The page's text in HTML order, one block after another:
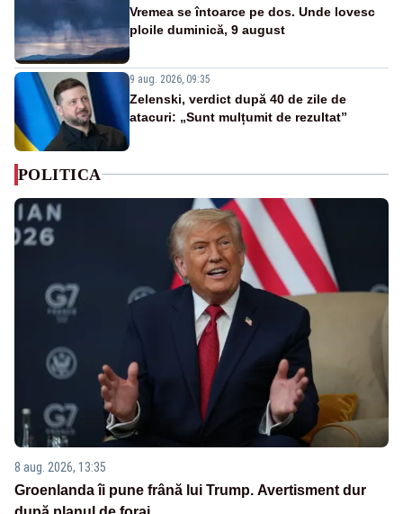
Vremea se întoarce pe dos. Unde lovesc
ploile duminică, 9 august
9 aug. 2026, 09:35
Zelenski, verdict după 40 de zile de
atacuri: „Sunt mulțumit de rezultat”
POLITICA
8 aug. 2026, 13:35
Groenlanda îi pune frână lui Trump. Avertisment dur